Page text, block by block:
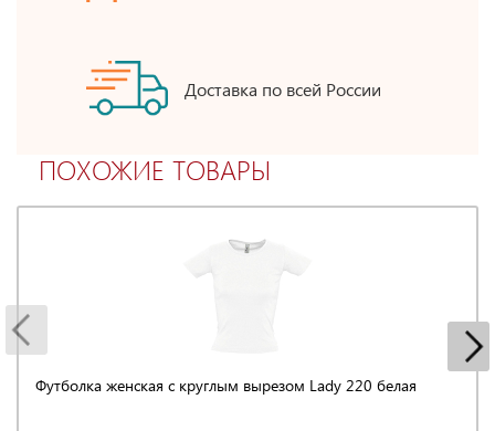
Доставка по всей России
ПОХОЖИЕ ТОВАРЫ
Футболка женская с круглым вырезом Lady 220 белая